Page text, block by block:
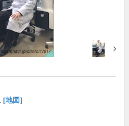
[地図]